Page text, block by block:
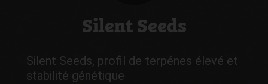
Silent Seeds
Silent Seeds, profil de terpénes élevé et
stabilité génétique